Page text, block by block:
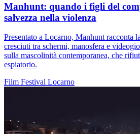
Manhunt: quando i figli del
salvezza nella violenza
Presentato a Locarno, Manhunt racconta
cresciuti tra schermi, manosfera e
sulla mascolinità contemporanea, che
espiatorio.
Film Festival Locarno